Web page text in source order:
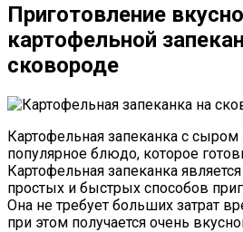
Приготовление
картофельной
сковороде
Картофельная запеканка с сыром
популярное блюдо, которое
Картофельная запеканка
простых и быстрых способов
Она не требует больших затрат
при этом получается очень